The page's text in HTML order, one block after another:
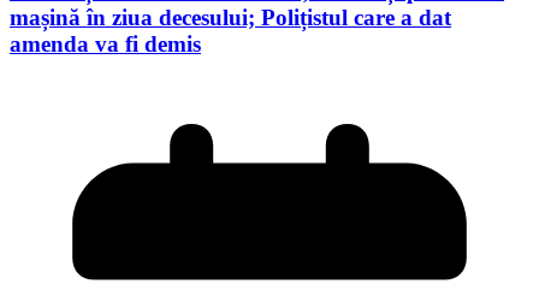
mașină în ziua decesului; Polițistul care a dat
amenda va fi demis